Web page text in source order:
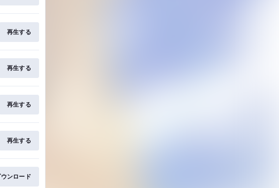
再生する
再生する
再生する
再生する
ンロード